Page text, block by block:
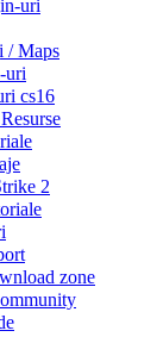
uri
Maps
cs16
2
zone